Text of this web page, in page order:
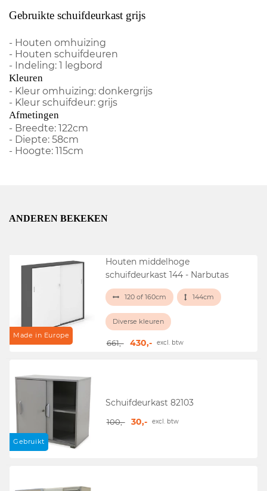
Gebruikte schuifdeurkast grijs
- Houten omhuizing
- Houten schuifdeuren
- Indeling: 1 legbord
Kleuren
- Kleur omhuizing: donkergrijs
- Kleur schuifdeur: grijs
Afmetingen
- Breedte: 122cm
- Diepte: 58cm
- Hoogte: 115cm
ANDEREN BEKEKEN
Made in Europe
Houten middelhoge
schuifdeurkast 144 - Narbutas
120 of 160cm 144cm
Diverse kleuren
661,- 430,- excl. btw
Gebruikt
Schuifdeurkast 82103
100,- 30,- excl. btw